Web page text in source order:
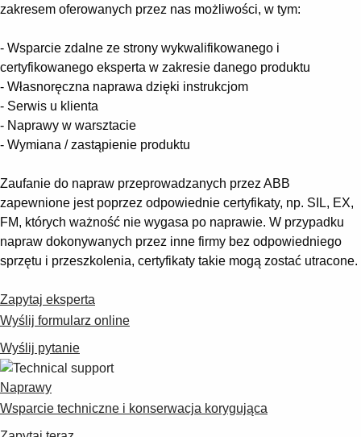
zakresem oferowanych przez nas możliwości, w tym:
- Wsparcie zdalne ze strony wykwalifikowanego i
certyfikowanego eksperta w zakresie danego produktu
- Własnoręczna naprawa dzięki instrukcjom
- Serwis u klienta
- Naprawy w warsztacie
- Wymiana / zastąpienie produktu
Zaufanie do napraw przeprowadzanych przez ABB
zapewnione jest poprzez odpowiednie certyfikaty, np. SIL, EX,
FM, których ważność nie wygasa po naprawie. W przypadku
napraw dokonywanych przez inne firmy bez odpowiedniego
sprzętu i przeszkolenia, certyfikaty takie mogą zostać utracone.
Zapytaj eksperta
Wyślij formularz online
Wyślij pytanie
Naprawy
Wsparcie techniczne i konserwacja korygująca